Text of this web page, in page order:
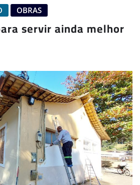
OBRAS
servir ainda melhor